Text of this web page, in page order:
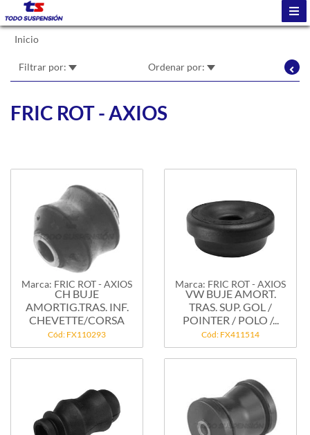
Inicio
Filtrar por: Ordenar por:
FRIC ROT - AXIOS
Marca: FRIC ROT - AXIOS
CH BUJE
AMORTIG.TRAS. INF.
CHEVETTE/CORSA
Cód: FX110293
Marca: FRIC ROT - AXIOS
VW BUJE AMORT.
TRAS. SUP. GOL /
POINTER / POLO /...
Cód: FX411514